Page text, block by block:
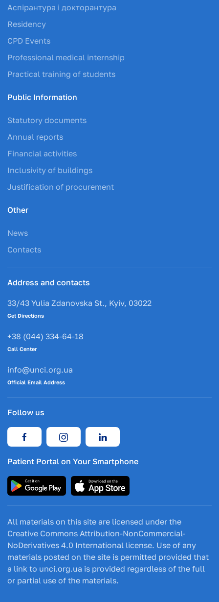
Аспірантура і докторантура
Residency
CPD Events
Professional medical internship
Practical training of students
Public Information
Statutory documents
Annual reports
Financial activities
Inclusivity of buildings
Justification of procurement
Other
News
Contacts
Address and contacts
33/43 Yulia Zdanovska St., Kyiv, 03022
Get Directions
+38 (044) 334-64-18
Call Center
info@unci.org.ua
Official Email Address
Follow us
Patient Portal on Your Smartphone
All materials on this site are licensed under the
Creative Commons Attribution-NonCommercial-
NoDerivatives 4.0 International license. Use of any
materials posted on the site is permitted provided that
a link to unci.org.ua is provided regardless of the full
or partial use of the materials.